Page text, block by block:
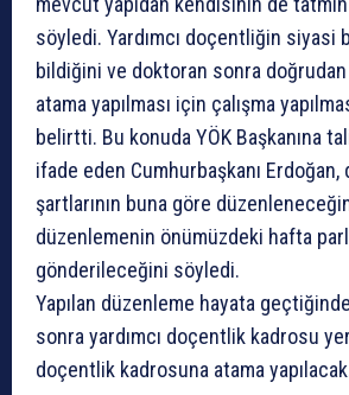
söyledi. Yardımcı doçentliğin siyasi
bildiğini ve doktoran sonra
atama yapılması için çalışma
belirtti. Bu konuda YÖK Başkanına
ifade eden Cumhurbaşkanı
şartlarının buna göre
düzenlemenin önümüzdeki hafta
gönderileceğini söyledi.
Yapılan düzenleme hayata
sonra yardımcı doçentlik kadrosu
doçentlik kadrosuna atama